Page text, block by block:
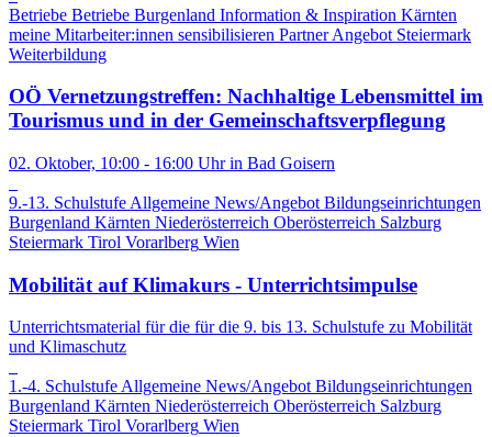
Betriebe Betriebe Burgenland Information & Inspiration Kärnten
meine Mitarbeiter:innen sensibilisieren Partner Angebot Steiermark
Weiterbildung
OÖ Vernetzungstreffen: Nachhaltige Lebensmittel im
Tourismus und in der Gemeinschaftsverpflegung
02. Oktober, 10:00 - 16:00 Uhr in Bad Goisern
9.-13. Schulstufe Allgemeine News/Angebot Bildungseinrichtungen
Burgenland Kärnten Niederösterreich Oberösterreich Salzburg
Steiermark Tirol Vorarlberg Wien
Mobilität auf Klimakurs - Unterrichtsimpulse
Unterrichtsmaterial für die für die 9. bis 13. Schulstufe zu Mobilität
und Klimaschutz
1.-4. SchulstufeAllgemeine News/Angebot Bildungseinrichtungen
Burgenland Kärnten Niederösterreich Oberösterreich Salzburg
Steiermark Tirol Vorarlberg Wien